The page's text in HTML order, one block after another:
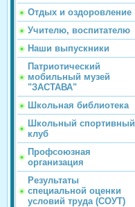
Отдых и оздоровление
Учителю, воспитателю
Наши выпускники
Патриотический
мобильный музей
"ЗАСТАВА"
Школьная библиотека
Школьный спортивный
клуб
Профсоюзная
организация
Результаты
специальной оценки
условий труда (СОУТ)